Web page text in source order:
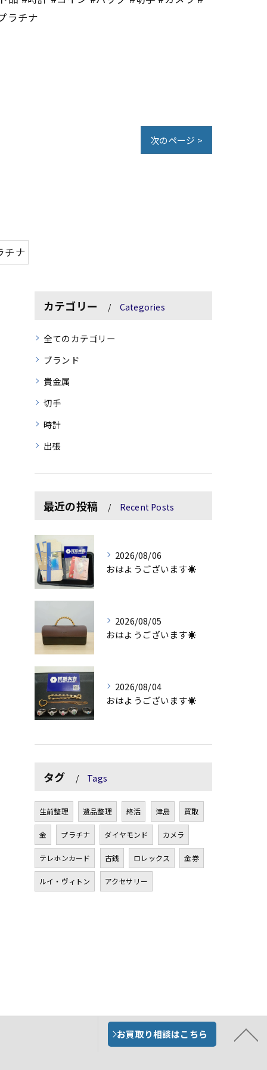
ラチナ
次のページ >
チナ
カテゴリー Categories
全てのカテゴリー
ブランド
貴金属
切手
時計
出張
最近の投稿 Recent Posts
2026/08/06
おはようございます☀
2026/08/05
おはようございます☀
2026/08/04
おはようございます☀
タグ Tags
生前整理 遺品整理 終活 津島 買取
金 プラチナ ダイヤモンド カメラ
テレホンカード 古銭 ロレックス 金券
ルイ・ヴィトン アクセサリー
お買取り相談はこちら